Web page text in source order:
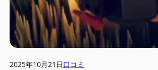
2025年10月21日口コミ